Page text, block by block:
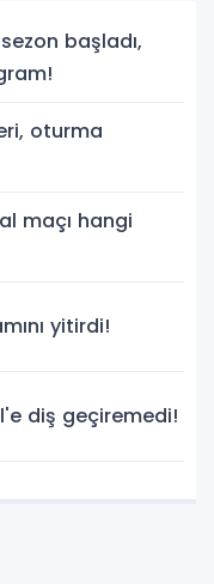
başladı,
oturma
maçı hangi
yitirdi!
diş geçiremedi!